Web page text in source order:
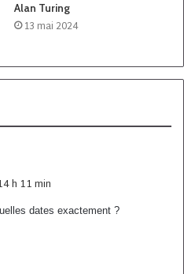
Alan Turing
13 mai 2024
h 11 min
dates exactement ?